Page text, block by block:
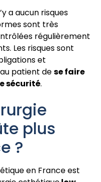
a aucun risques
sont très
régulièrement
Les risques sont
et
patient dese faire
sécurité.
plus
?
en France est